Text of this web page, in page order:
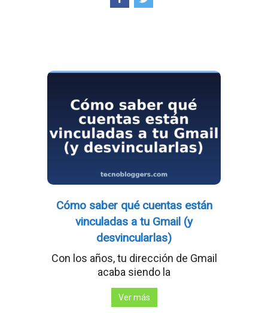
Cómo saber qué cuentas están
vinculadas a tu Gmail (y
desvincularlas)
Con los años, tu dirección de Gmail
acaba siendo la
Ver más